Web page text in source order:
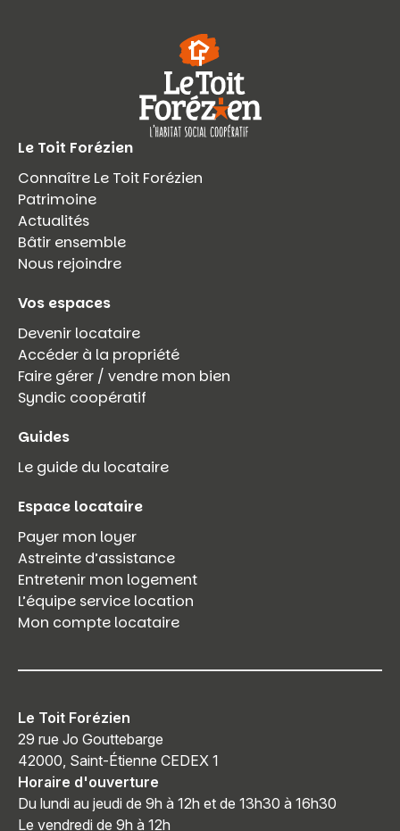
Le Toit Forézien
Connaître Le Toit Forézien
Patrimoine
Actualités
Bâtir ensemble
Nous rejoindre
Vos espaces
Devenir locataire
Accéder à la propriété
Faire gérer / vendre mon bien
Syndic coopératif
Guides
Le guide du locataire
Espace locataire
Payer mon loyer
Astreinte d’assistance
Entretenir mon logement
L’équipe service location
Mon compte locataire
Le Toit Forézien
29 rue Jo Gouttebarge
42000, Saint-Étienne CEDEX 1
Horaire d'ouverture
Du lundi au jeudi de 9h à 12h et de 13h30 à 16h30
Le vendredi de 9h à 12h